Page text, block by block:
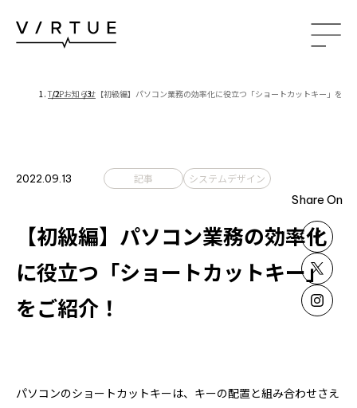
施工事例
OTHER
RECRUITMENT
採用情報
先輩の声
事業紹介
TOPお知らせ 【初級編】パソコン業務の効率化に役立つ「ショートカットキー」をご
2022.09.13 記事 システムデザイン
【初級編】パソコン業務の効率化
に役立つ「ショートカットキー」
をご紹介！
パソコンのショートカットキーは、キーの配置と組み合わせさえ
Share On